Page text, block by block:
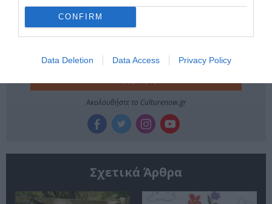
CONFIRM
Data Deletion Data Access Privacy Policy
Κάθε βδομάδα στο e-mail σας τα τελευταία νέα για
την Τέχνη και τον Πολιτισμό!
Ακολουθήστε το Culturenow.gr
Σχετικά Άρθρα